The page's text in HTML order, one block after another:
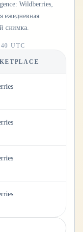
Wildberries,
ежедневная
снимка.
UTC